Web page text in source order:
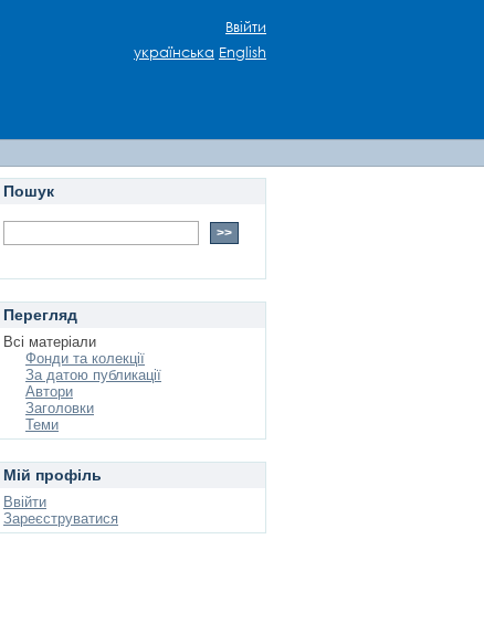
Ввійти
українська English
Пошук
Перегляд
Всі матеріали
Фонди та колекції
За датою публикації
Автори
Заголовки
Теми
Мій профіль
Ввійти
Зареєструватися